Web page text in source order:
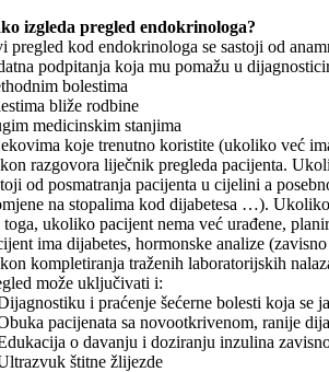
izgleda pregled endokrinologa?
pregled kod endokrinologa se sastoji od
podpitanja koja mu pomažu u
bolestima
bliže rodbine
medicinskim stanjima
koje trenutno koristite (ukoliko već
razgovora liječnik pregleda pacijenta.
od posmatranja pacijenta u cijelini a
na stopalima kod dijabetesa …).
toga, ukoliko pacijent nema već urađene,
ima dijabetes, hormonske analize
kompletiranja traženih laboratorijskih
može uključivati i:
i praćenje šećerne bolesti koja se
pacijenata sa novootkrivenom, ranije
o davanju i doziranju inzulina
štitne žlijezde